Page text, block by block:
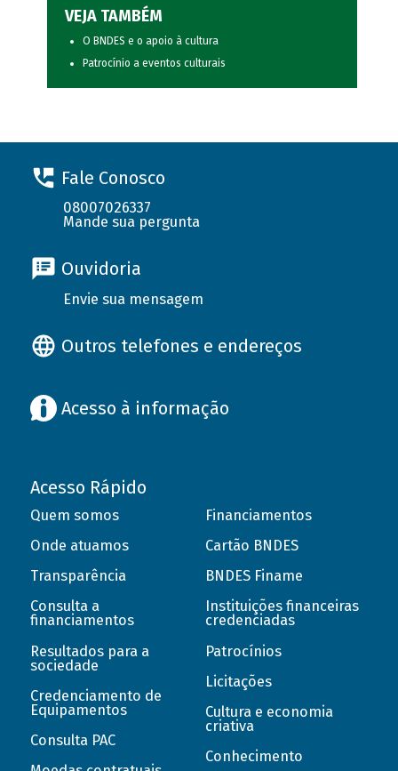
VEJA TAMBÉM
O BNDES e o apoio à cultura
Patrocínio a eventos culturais
Fale Conosco
08007026337
Mande sua pergunta
Ouvidoria
Envie sua mensagem
Outros telefones e endereços
Acesso à informação
Acesso Rápido
Quem somos
Onde atuamos
Transparência
Consulta a
financiamentos
Resultados para a
sociedade
Credenciamento de
Equipamentos
Consulta PAC
Financiamentos
Cartão BNDES
BNDES Finame
Instituições financeiras
credenciadas
Patrocínios
Licitações
Cultura e economia
criativa
Conhecimento